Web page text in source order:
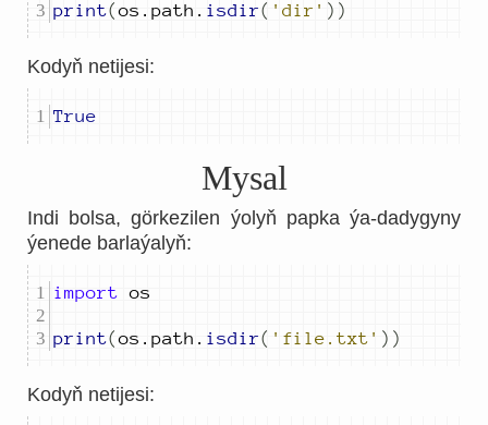
print(os . path . isdir( 'dir' ))
Kodyň netijesi:
True
Mysal
Indi bolsa, görkezilen ýolyň papka ýa-dadygyny
ýenede barlaýalyň:
import
print(os . path . isdir( 'file.txt' ))
Kodyň netijesi: